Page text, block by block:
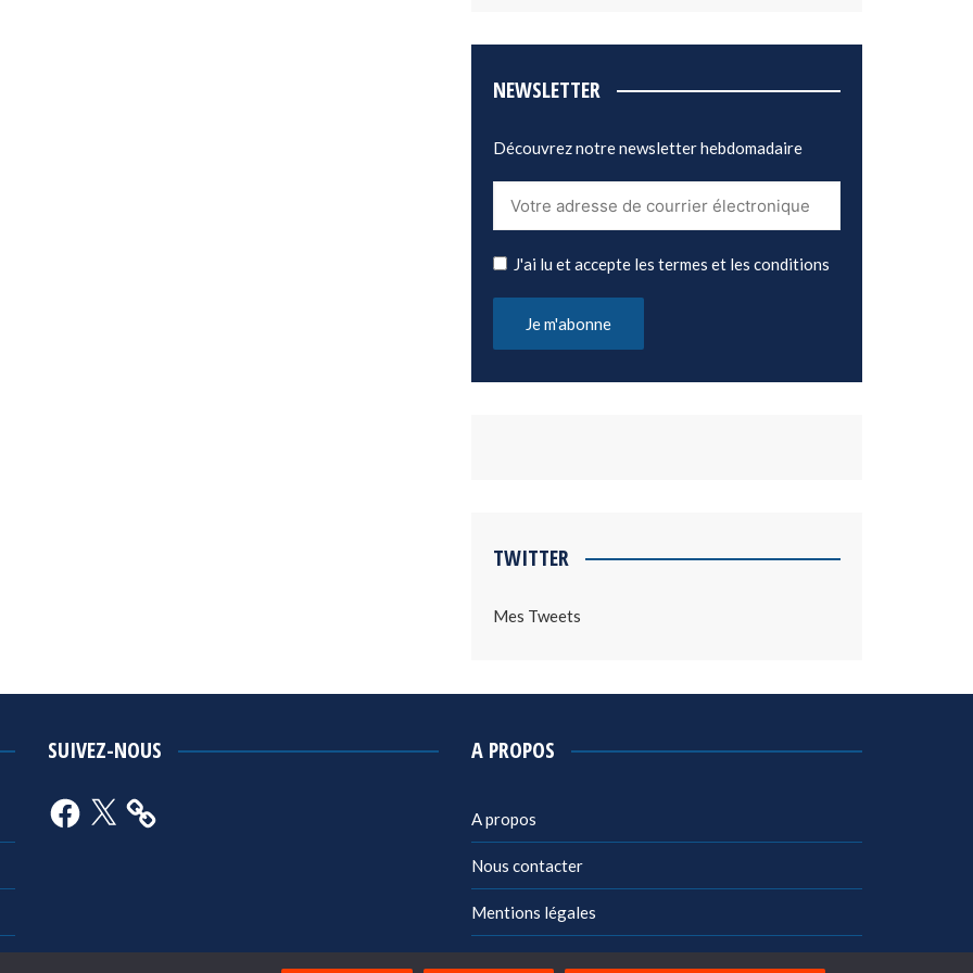
NEWSLETTER
Découvrez notre newsletter hebdomadaire
J'ai lu et accepte les termes et les conditions
TWITTER
Mes Tweets
SUIVEZ-NOUS
Facebook
X
A PROPOS
A propos
Nous contacter
Mentions légales
Politique de confidentialité